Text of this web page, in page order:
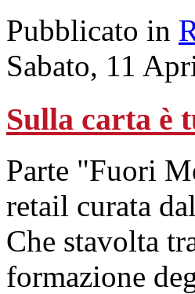
Pubblicato in
Sabato, 11
Sulla carta è
Parte "Fuori
retail curata
Che stavolta
formazione